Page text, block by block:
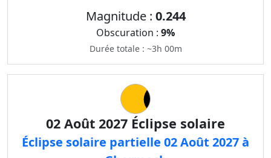
Magnitude : 0.244
Obscuration : 9%
Durée totale : ~3h 00m
02 Août 2027 Éclipse solaire
Éclipse solaire partielle 02 Août 2027 à